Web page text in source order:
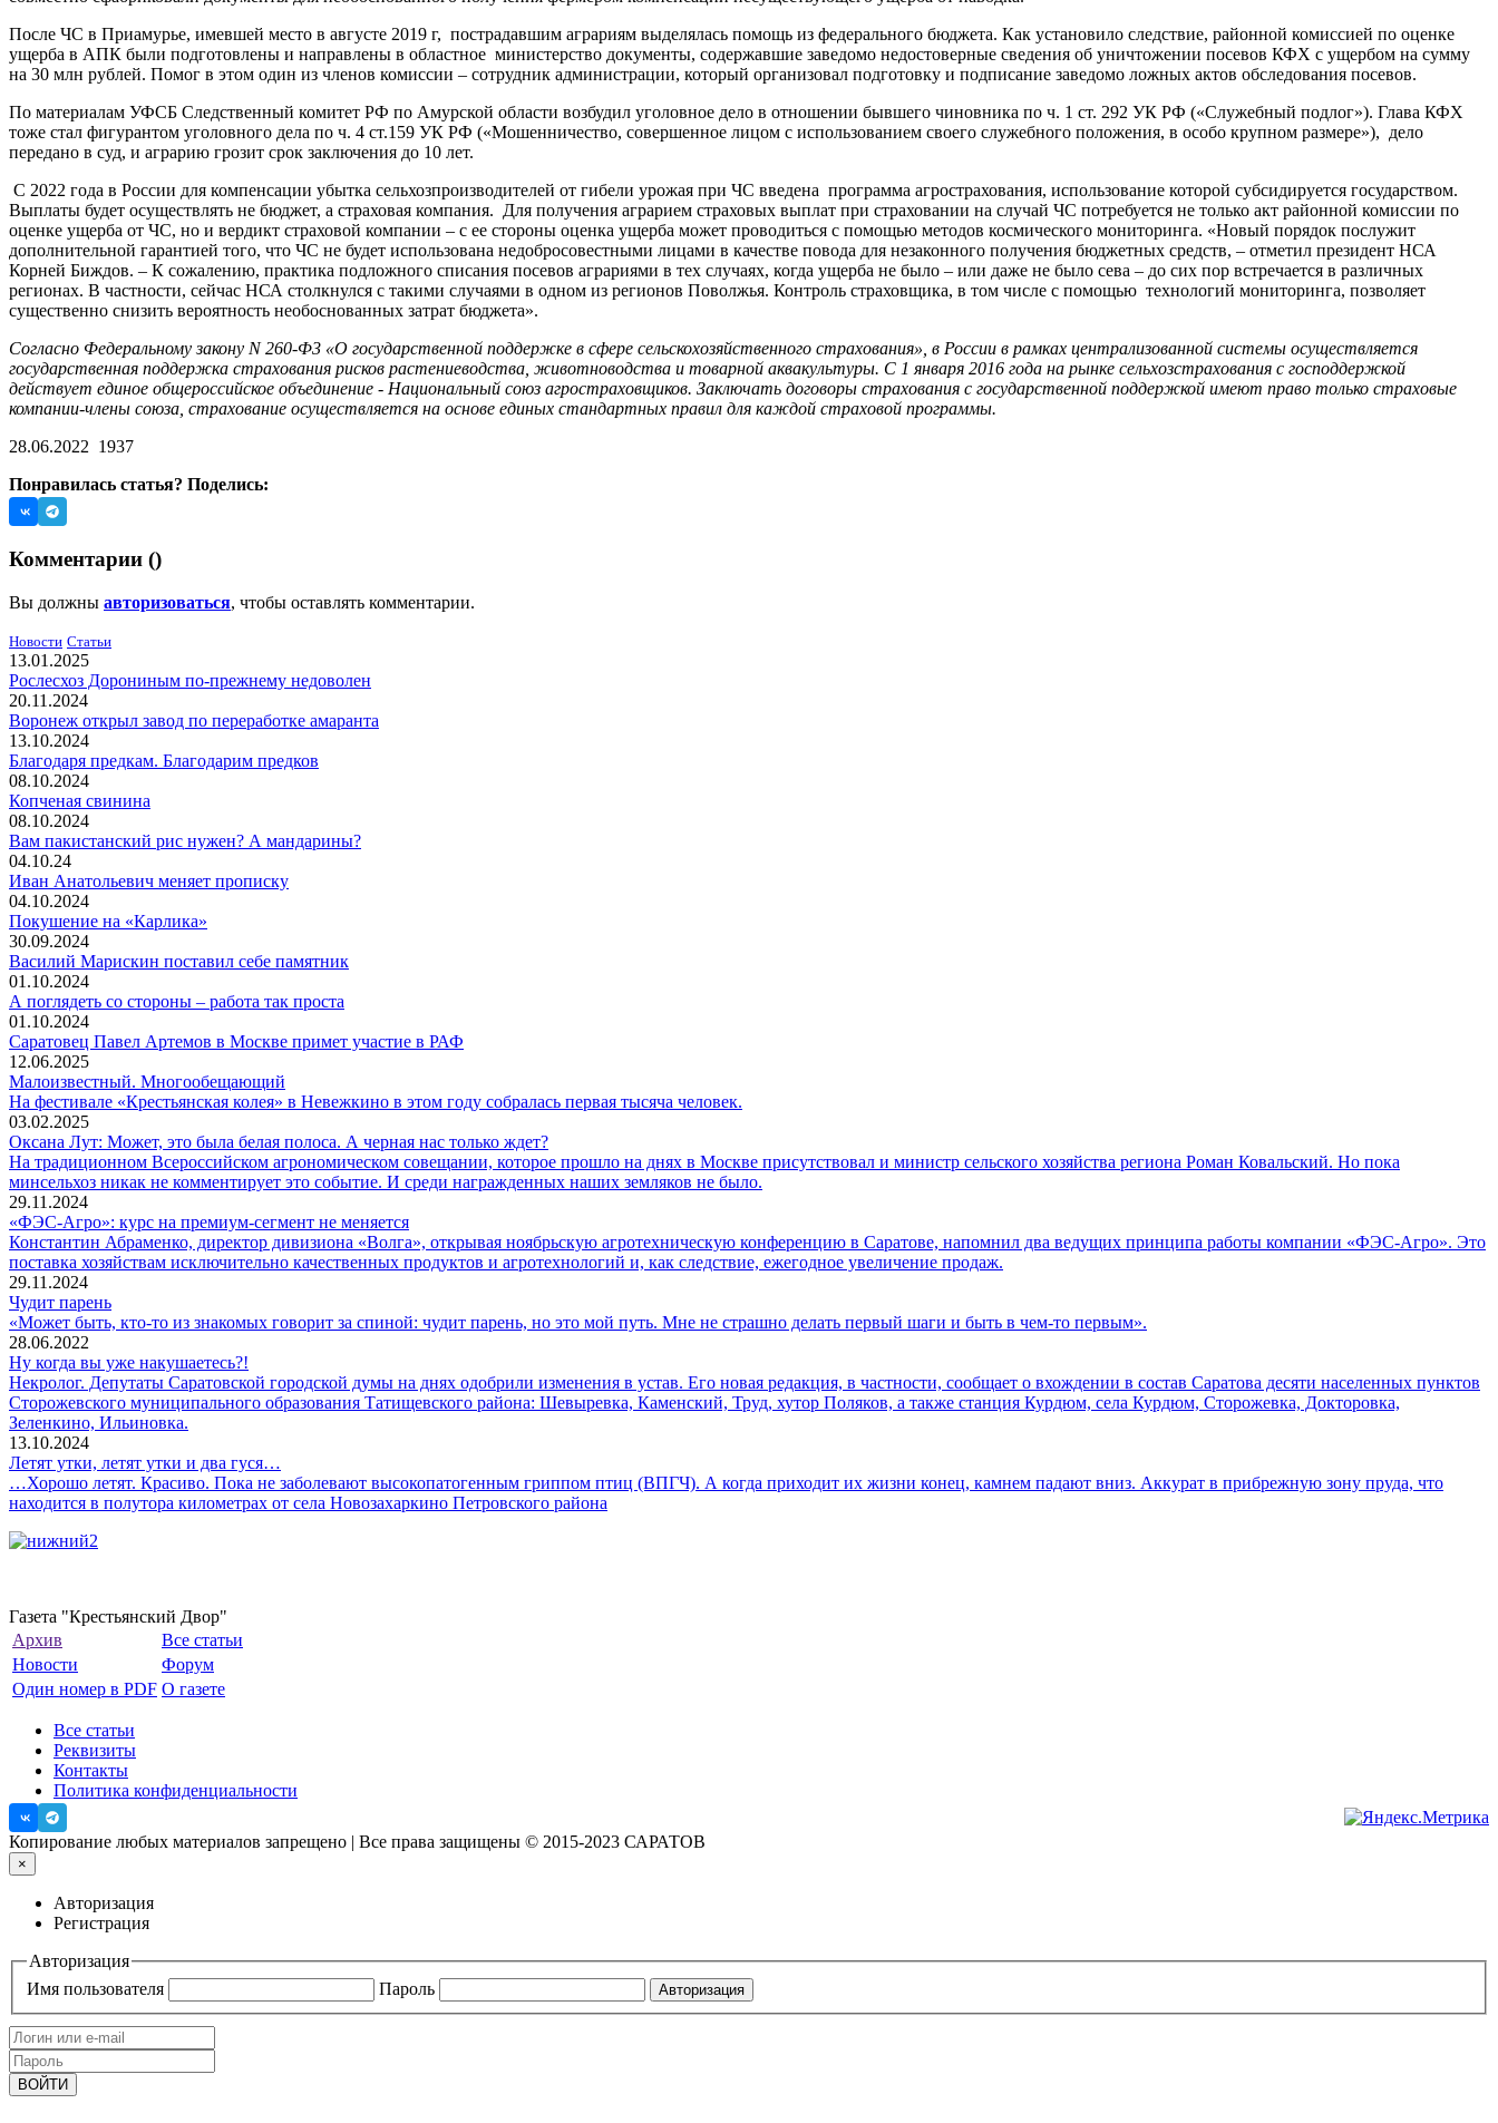
После ЧС в Приамурье, имевшей место в августе 2019 г, пострадавшим аграриям выделялась помощь из федерального бюджета. Как установило следствие, районной комиссией по оценке
ущерба в АПК были подготовлены и направлены в областное министерство документы, содержавшие заведомо недостоверные сведения об уничтожении посевов КФХ с ущербом на сумму
на 30 млн рублей. Помог в этом один из членов комиссии – сотрудник администрации, который организовал подготовку и подписание заведомо ложных актов обследования посевов.
По материалам УФСБ Следственный комитет РФ по Амурской области возбудил уголовное дело в отношении бывшего чиновника по ч. 1 ст. 292 УК РФ («Служебный подлог»). Глава КФХ
тоже стал фигурантом уголовного дела по ч. 4 ст.159 УК РФ («Мошенничество, совершенное лицом с использованием своего служебного положения, в особо крупном размере»), дело
передано в суд, и аграрию грозит срок заключения до 10 лет.
С 2022 года в России для компенсации убытка сельхозпроизводителей от гибели урожая при ЧС введена программа агрострахования, использование которой субсидируется государством.
Выплаты будет осуществлять не бюджет, а страховая компания. Для получения аграрием страховых выплат при страховании на случай ЧС потребуется не только акт районной комиссии по
оценке ущерба от ЧС, но и вердикт страховой компании – с ее стороны оценка ущерба может проводиться с помощью методов космического мониторинга. «Новый порядок послужит
дополнительной гарантией того, что ЧС не будет использована недобросовестными лицами в качестве повода для незаконного получения бюджетных средств, – отметил президент НСА
Корней Биждов. – К сожалению, практика подложного списания посевов аграриями в тех случаях, когда ущерба не было – или даже не было сева – до сих пор встречается в различных
регионах. В частности, сейчас НСА столкнулся с такими случаями в одном из регионов Поволжья. Контроль страховщика, в том числе с помощью технологий мониторинга, позволяет
существенно снизить вероятность необоснованных затрат бюджета».
Согласно Федеральному закону N 260-Ф3 «О государственной поддержке в сфере сельскохозяйственного страхования», в России в рамках централизованной системы осуществляется
государственная поддержка страхования рисков растениеводства, животноводства и товарной аквакультуры. С 1 января 2016 года на рынке сельхозстрахования с господдержкой
действует единое общероссийское объединение - Национальный союз агростраховщиков. Заключать договоры страхования с государственной поддержкой имеют право только страховые
компании-члены союза, страхование осуществляется на основе единых стандартных правил для каждой страховой программы.
28.06.2022 1937
Понравилась статья? Поделись:
Комментарии ()
Вы должны авторизоваться, чтобы оставлять комментарии.
Новости Статьи
13.01.2025
Рослесхоз Дорониным по-прежнему недоволен
20.11.2024
Воронеж открыл завод по переработке амаранта
13.10.2024
Благодаря предкам. Благодарим предков
08.10.2024
Копченая свинина
08.10.2024
Вам пакистанский рис нужен? А мандарины?
04.10.24
Иван Анатольевич меняет прописку
04.10.2024
Покушение на «Карлика»
30.09.2024
Василий Марискин поставил себе памятник
01.10.2024
А поглядеть со стороны – работа так проста
01.10.2024
Саратовец Павел Артемов в Москве примет участие в РАФ
12.06.2025
Малоизвестный. Многообещающий
На фестивале «Крестьянская колея» в Невежкино в этом году собралась первая тысяча человек.
03.02.2025
Оксана Лут: Может, это была белая полоса. А черная нас только ждет?
На традиционном Всероссийском агрономическом совещании, которое прошло на днях в Москве присутствовал и министр сельского хозяйства региона Роман Ковальский. Но пока
минсельхоз никак не комментирует это событие. И среди награжденных наших земляков не было.
29.11.2024
«ФЭС-Агро»: курс на премиум-сегмент не меняется
Константин Абраменко, директор дивизиона «Волга», открывая ноябрьскую агротехническую конференцию в Саратове, напомнил два ведущих принципа работы компании «ФЭС-Агро». Это
поставка хозяйствам исключительно качественных продуктов и агротехнологий и, как следствие, ежегодное увеличение продаж.
29.11.2024
Чудит парень
«Может быть, кто-то из знакомых говорит за спиной: чудит парень, но это мой путь. Мне не страшно делать первый шаги и быть в чем-то первым».
28.06.2022
Ну когда вы уже накушаетесь?!
Некролог. Депутаты Саратовской городской думы на днях одобрили изменения в устав. Его новая редакция, в частности, сообщает о вхождении в состав Саратова десяти населенных пунктов
Сторожевского муниципального образования Татищевского района: Шевыревка, Каменский, Труд, хутор Поляков, а также станция Курдюм, села Курдюм, Сторожевка, Докторовка,
Зеленкино, Ильиновка.
13.10.2024
Летят утки, летят утки и два гуся…
…Хорошо летят. Красиво. Пока не заболевают высокопатогенным гриппом птиц (ВПГЧ). А когда приходит их жизни конец, камнем падают вниз. Аккурат в прибрежную зону пруда, что
находится в полутора километрах от села Новозахаркино Петровского района
Газета "Крестьянский Двор"
Архив
Все статьи
Новости
Форум
Один номер в PDF О газете
Все статьи
Реквизиты
Контакты
Политика конфиденциальности
Копирование любых материалов запрещено | Все права защищены © 2015-2023 САРАТОВ
×
Авторизация
Регистрация
Авторизация
Имя пользователя
Пароль